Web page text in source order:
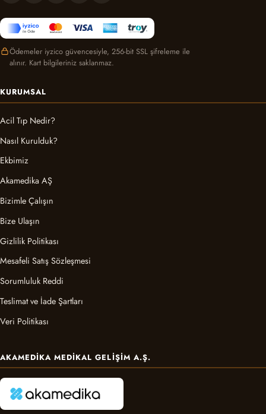
Ödemeler iyzico güvencesiyle, 256-bit SSL şifreleme ile
alınır. Kart bilgileriniz saklanmaz.
KURUMSAL
Acil Tıp Nedir?
Nasıl Kurulduk?
Ekbimiz
Akamedika AŞ
Bizimle Çalışın
Bize Ulaşın
Gizlilik Politikası
Mesafeli Satış Sözleşmesi
Sorumluluk Reddi
Teslimat ve İade Şartları
Veri Politikası
AKAMEDIKA MEDIKAL GELIŞIM A.Ş.